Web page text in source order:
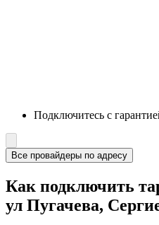
Подключитесь с
Все провайдеры по адресу
Как подключить
ул Пугачева,